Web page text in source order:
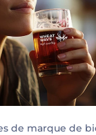
de marque de